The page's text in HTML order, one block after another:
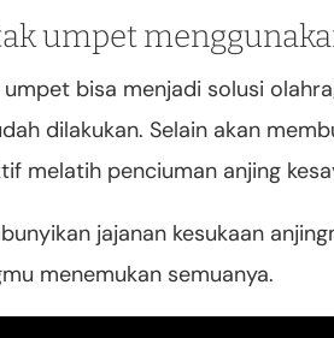
umpet
bisa menjadi solusi
dilakukan. Selain akan
melatih penciuman anjing
jajanan kesukaan
menemukan semuanya.